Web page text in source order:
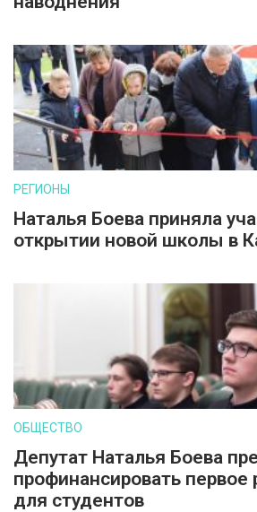
РЕГИОНЫ
Наталья Боева приняла
открытии новой школы в
ОБЩЕСТВО
Депутат Наталья Боева
профинансировать первое
для студентов